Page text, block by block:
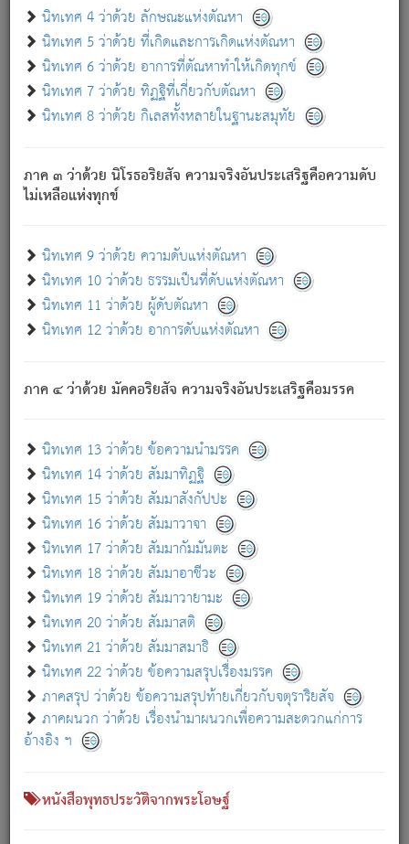
นิทเทศ 4 ว่าด้วย ลักษณะแห่งตัณหา
นิทเทศ 5 ว่าด้วย ที่เกิดและการเกิดแห่งตัณหา
นิทเทศ 6 ว่าด้วย อาการที่ตัณหาทำให้เกิดทุกข์
นิทเทศ 7 ว่าด้วย ทิฏฐิที่เกี่ยวกับตัณหา
นิทเทศ 8 ว่าด้วย กิเลสทั้งหลายในฐานะสมุทัย
ภาค ๓ ว่าด้วย นิโรธอริยสัจ ความจริงอันประเสริฐคือความดับ
ไม่เหลือแห่งทุกข์
นิทเทศ 9 ว่าด้วย ความดับแห่งตัณหา
นิทเทศ 10 ว่าด้วย ธรรมเป็นที่ดับแห่งตัณหา
นิทเทศ 11 ว่าด้วย ผู้ดับตัณหา
นิทเทศ 12 ว่าด้วย อาการดับแห่งตัณหา
ภาค ๔ ว่าด้วย มัคคอริยสัจ ความจริงอันประเสริฐคือมรรค
นิทเทศ 13 ว่าด้วย ข้อความนำมรรค
นิทเทศ 14 ว่าด้วย สัมมาทิฏฐิ
นิทเทศ 15 ว่าด้วย สัมมาสังกัปปะ
นิทเทศ 16 ว่าด้วย สัมมาวาจา
นิทเทศ 17 ว่าด้วย สัมมากัมมันตะ
นิทเทศ 18 ว่าด้วย สัมมาอาชีวะ
นิทเทศ 19 ว่าด้วย สัมมาวายามะ
นิทเทศ 20 ว่าด้วย สัมมาสติ
นิทเทศ 21 ว่าด้วย สัมมาสมาธิ
นิทเทศ 22 ว่าด้วย ข้อความสรุปเรื่องมรรค
ภาคสรุป ว่าด้วย ข้อความสรุปท้ายเกี่ยวกับจตุราริยสัจ
ภาคผนวก ว่าด้วย เรื่องนำมาผนวกเพื่อความสะดวกแก่การ
อ้างอิง ฯ
หนังสือพุทธประวัติจากพระโอษฐ์
อย่างนี้อยู่; เขาย่อมละภวตัณหาได้ และไม่เพลิดเพลินวิภวตัณหา
ด้วย.
ความดับเพราะความสำรอกไม่เหลือ (แห่งภพทั้งหลาย)
เพราะความสิ้นไปแห่งตัณหาโดยประการทั้งปวง นั้นคือ
นิพพาน.
ภพใหม่ย่อมไม่มีแก่ภิกษุนั้น ผู้ดับเย็นสนิทแล้ว เพราะไม่มี
ภิกษุนั้น เป็นผู้ครอบงำมารได้แล้ว ชนะสงครามแล้ว ก้าวล่วง
ภพทั้งหลายทั้งปวงได้แล้ว เป็นผู้คงที่ (คือไม่เปลี่ยนแปลงอีกต่อ
- อุ.ขุ. ๒๕/๑๒๑/๘๔.
(ข้อความนี้ เป็นพระพุทธอุทานที่ทรงเปล่งออก ที่โคนต้นโพธิ์
เป็นที่ตรัสรู้ เมื่อตรัสรู้แล้วได้ 7 วัน)
เกี่ยวกับธรรมโฆษณ์ออนไลน์ (Disclaimer)
แม้ระบบ "ธรรมโฆษณ์ออนไลน์" พยายามปรับปรุงข้อมูลให้ถูกต้องมากที่สุด
ผู้ศึกษาก็พึงตรวจสอบกับตัวเล่มหนังสือต้นฉบับ ที่มีการพิมพ์ครั้งล่าสุด
ก่อนนำข้อมูลไปใช้ในการอ้างอิง"
เกี่ยวกับอัตถจารี|เกี่ยวกับการพัฒนา|แจ้งข้อผิดพลาด / แนะนำ
หนังสือที่เกี่ยวข้อง